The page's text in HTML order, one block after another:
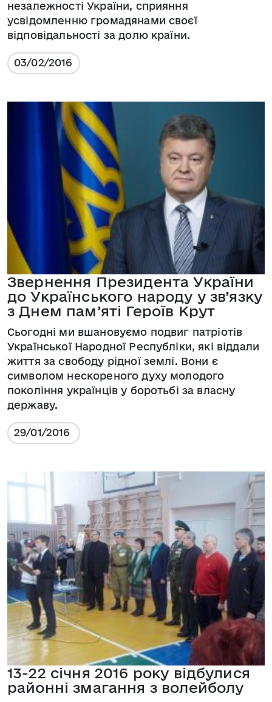
незалежності України, сприяння
усвідомленню громадянами своєї
відповідальності за долю країни.
03/02/2016
Звернення Президента України
до Українського народу у зв’язку
з Днем пам’яті Героїв Крут
Сьогодні ми вшановуємо подвиг патріотів
Української Народної Республіки, які віддали
життя за свободу рідної землі. Вони є
символом нескореного духу молодого
покоління українців у боротьбі за власну
державу.
29/01/2016
13-22 січня 2016 року відбулися
районні змагання з волейболу